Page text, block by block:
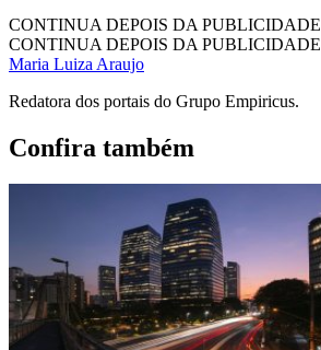
CONTINUA DEPOIS DA PUBLICIDADE
CONTINUA DEPOIS DA PUBLICIDADE
Maria Luiza Araujo
Redatora dos portais do Grupo Empiricus.
Confira também